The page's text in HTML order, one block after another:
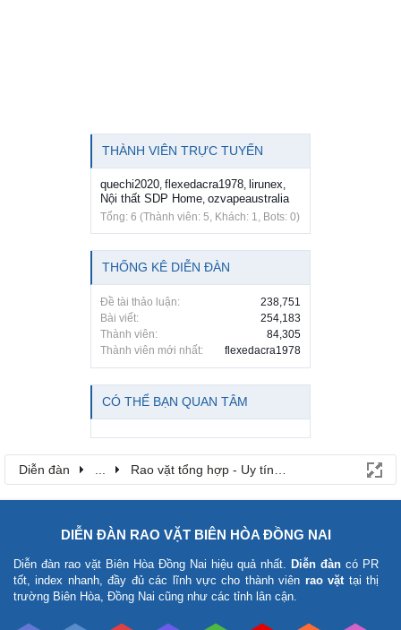
THÀNH VIÊN TRỰC TUYẾN
quechi2020 flexedacra1978 lirunex
Nội thất SDP Home ozvapeaustralia
Tổng: 6 (Thành viên: 5, Khách: 1, Bots: 0)
THỐNG KÊ DIỄN ĐÀN
Đề tài thảo luận:
238,751
Bài viết:
254,183
Thành viên:
84,305
Thành viên mới nhất:
flexedacra1978
CÓ THỂ BẠN QUAN TÂM
Diễn đàn Rao vặt tổng hợp - Uy tín - Miễn phí
DIỄN ĐÀN RAO VẶT BIÊN HÒA ĐỒNG NAI
Diễn đàn rao vặt Biên Hòa Đồng Nai hiệu quả nhất. Diễn đàn có PR
tốt, index nhanh, đầy đủ các lĩnh vực cho thành viên rao vặt tại thị
trường Biên Hòa, Đồng Nai cũng như các tỉnh lân cận.